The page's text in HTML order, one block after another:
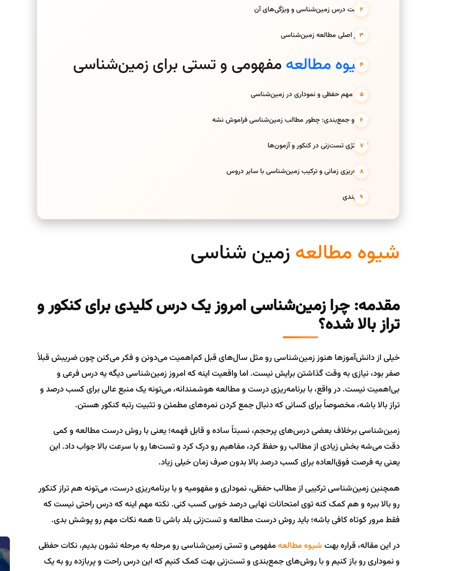
شناخت درس زمین‌شناسی و ویژگی‌های آن
منابع اصلی مطالعه زمین‌شناسی
شیوه مطالعه مفهومی و تستی برای زمین‌شناسی
نکات مهم حفظی و نموداری در زمین‌شناسی
مرور و جمع‌بندی: چطور مطالب زمین‌شناسی فراموش نشه
استراتژی تست‌زنی در کنکور و آزمون‌ها
برنامه‌ریزی زمانی و ترکیب زمین‌شناسی با سایر دروس
جمع‌بندی
شیوه مطالعهزمین شناسی
مقدمه: چرا زمین‌شناسی امروز یک درس کلیدی برای کنکور و
تراز بالا شده؟
خیلی از دانش‌آموزها هنوز زمین‌شناسی رو مثل سال‌های قبل کم‌اهمیت می‌دونن و فکر می‌کنن چون ضریبش قبلاً
صفر بود، نیازی به وقت گذاشتن برایش نیست. اما واقعیت اینه که امروز زمین‌شناسی دیگه یه درس فرعی و
بی‌اهمیت نیست. در واقع، با برنامه‌ریزی درست و مطالعه هوشمندانه، می‌تونه یک منبع عالی برای کسب درصد و
تراز بالا باشه، مخصوصاً برای کسانی که دنبال جمع کردن نمره‌های مطمئن و تثبیت رتبه کنکور هستن.
زمین‌شناسی برخلاف بعضی درس‌های پرحجم، نسبتاً ساده و قابل فهمه؛ یعنی با روش درست مطالعه و کمی
دقت می‌شه بخش زیادی از مطالب رو حفظ کرد، مفاهیم رو درک کرد و تست‌ها رو با سرعت بالا جواب داد. این
یعنی یه فرصت فوق‌العاده برای کسب درصد بالا بدون صرف زمان خیلی زیاد.
همچنین زمین‌شناسی ترکیبی از مطالب حفظی، نموداری و مفهومیه و با برنامه‌ریزی درست، می‌تونه هم تراز کنکور
رو بالا ببره و هم کمک کنه توی امتحانات نهایی درصد خوبی کسب کنی. نکته مهم اینه که درس راحتی نیست که
فقط مرور کوتاه کافی باشه؛ باید روش درست مطالعه و تست‌زنی بلد باشی تا همه نکات مهم رو پوشش بدی.
در این مقاله، قراره بهتشیوه مطالعهمفهومی و تستی زمین‌شناسی رو مرحله به مرحله نشون بدیم، نکات حفظی
و نموداری رو باز کنیم و با روش‌های جمع‌بندی و تست‌زنی بهت کمک کنیم که این درس راحت و پربازده رو به یک